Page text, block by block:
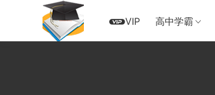
VIP 高中学霸